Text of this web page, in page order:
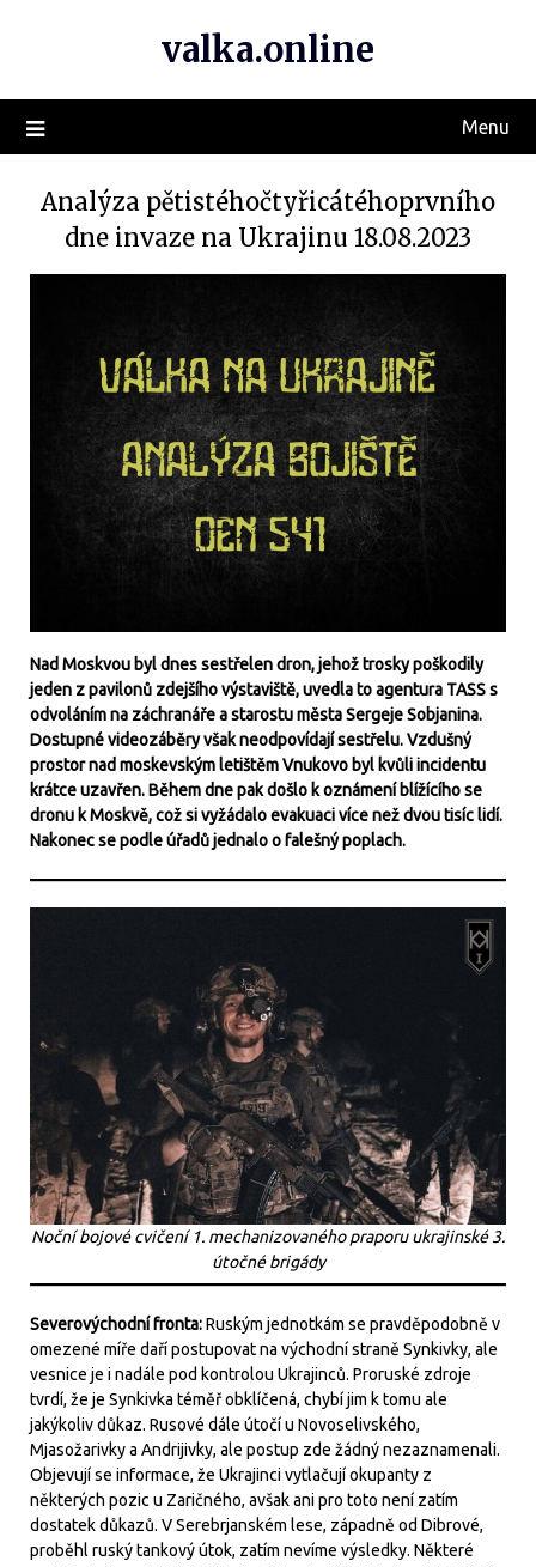
valka.online
Menu
Analýza pětistéhočtyřicátéhoprvního
dne invaze na Ukrajinu 18.08.2023
Nad Moskvou byl dnes sestřelen dron, jehož trosky poškodily
jeden z pavilonů zdejšího výstaviště, uvedla to agentura TASS s
odvoláním na záchranáře a starostu města Sergeje Sobjanina.
Dostupné videozáběry však neodpovídají sestřelu. Vzdušný
prostor nad moskevským letištěm Vnukovo byl kvůli incidentu
krátce uzavřen. Během dne pak došlo k oznámení blížícího se
dronu k Moskvě, což si vyžádalo evakuaci více než dvou tisíc lidí.
Nakonec se podle úřadů jednalo o falešný poplach.
Noční bojové cvičení 1. mechanizovaného praporu ukrajinské 3.
útočné brigády
Severovýchodní fronta:Ruským jednotkám se pravděpodobně v
omezené míře daří postupovat na východní straně Synkivky, ale
vesnice je i nadále pod kontrolou Ukrajinců. Proruské zdroje
tvrdí, že je Synkivka téměř obklíčená, chybí jim k tomu ale
jakýkoliv důkaz. Rusové dále útočí u Novoselivského,
Mjasožarivky a Andrijivky, ale postup zde žádný nezaznamenali.
Objevují se informace, že Ukrajinci vytlačují okupanty z
některých pozic u Zaričného, avšak ani pro toto není zatím
dostatek důkazů. V Serebrjanském lese, západně od Dibrové,
proběhl ruský tankový útok, zatím nevíme výsledky. Některé